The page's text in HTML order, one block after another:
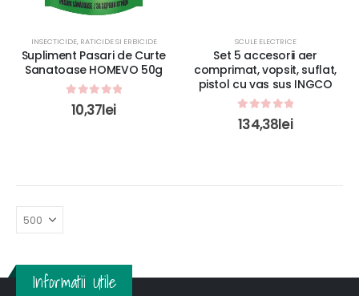
INSECTICIDE, RATICIDE SI ERBICIDE
Supliment Pasari de Curte
Sanatoase HOMEVO 50g
out of 5
10,37lei
SCULE ELECTRICE
Set 5 accesorii aer
comprimat, vopsit, suflat,
pistol cu vas sus INGCO
0out of 5
134,38lei
Informatii Utile